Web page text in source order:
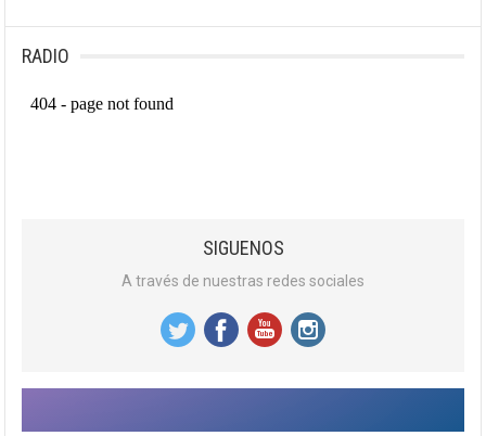
RADIO
SIGUENOS
A través de nuestras redes sociales